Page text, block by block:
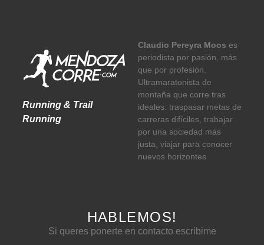
Running & Trail
Running
Claudio Pereyra Moos es
periodista por pasión, más
que por profesión.
Ultramaratonista de
montaña que corre tras
ideales: traspasar metas de
carreras difíciles, trabajar
por una sociedad más
justa, viajar para conocer
nuevos horizontes
HABLEMOS!
Si queres ponerte en contacto escribime